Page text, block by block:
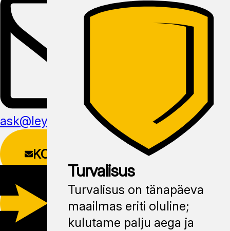
ask@leyline.li
KONTAKTIVORM
LAADI ALLA
MOBIILIRAKENDUS
Turvalisus
Turvalisus on tänapäeva
maailmas eriti oluline;
kulutame palju aega ja